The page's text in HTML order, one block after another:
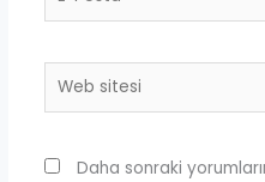
Web
Daha sonraki